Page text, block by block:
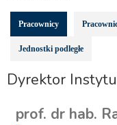
Pracownicy
Jednostki podległe
Dyrektor
prof. dr hab.